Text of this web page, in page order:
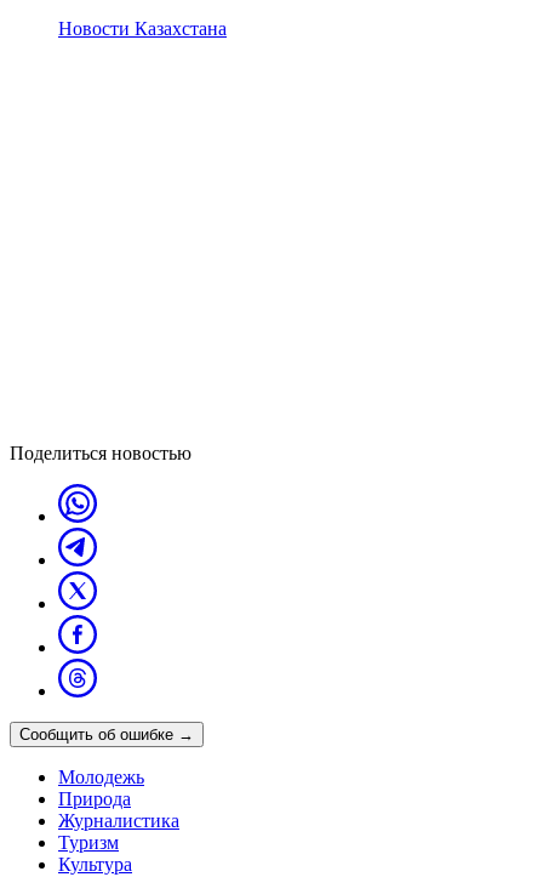
Новости Казахстана
Поделиться новостью
Сообщить об ошибке →
Молодежь
Природа
Журналистика
Туризм
Культура